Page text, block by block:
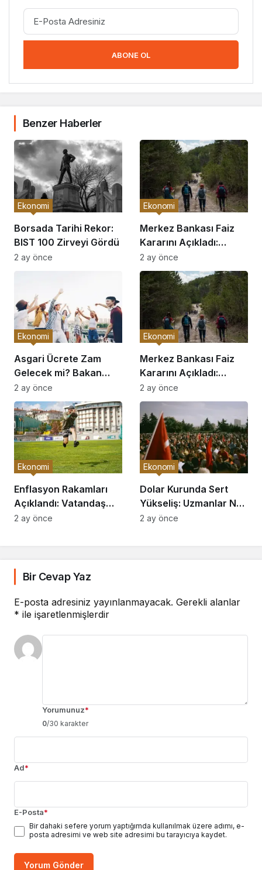
ABONE OL
Benzer Haberler
Borsada Tarihi Rekor:
BIST 100 Zirveyi Gördü
Ekonomi
2 ay önce
Merkez Bankası Faiz
Kararını Açıkladı:
Piyasalar Hareketlendi
Ekonomi
2 ay önce
Asgari Ücrete Zam
Gelecek mi? Bakan
Açıkladı
Ekonomi
2 ay önce
Merkez Bankası Faiz
Kararını Açıkladı:
Piyasalar Hareketlendi
Ekonomi
2 ay önce
Enflasyon Rakamları
Açıklandı: Vatandaş
Nasıl Etkilenecek?
Ekonomi
2 ay önce
Dolar Kurunda Sert
Yükseliş: Uzmanlar Ne
Diyor?
Ekonomi
2 ay önce
Bir Cevap Yaz
E-posta adresiniz yayınlanmayacak. Gerekli alanlar
* ile işaretlenmişlerdir
Yorumunuz*
0/30 karakter
Ad*
E-Posta*
Bir dahaki sefere yorum yaptığımda kullanılmak üzere adımı, e-
posta adresimi ve web site adresimi bu tarayıcıya kaydet.
Yorum Gönder